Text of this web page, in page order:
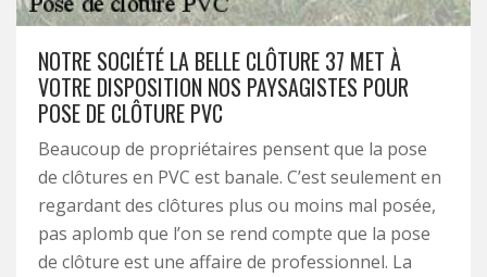
NOTRE SOCIÉTÉ LA BELLE CLÔTURE 37 MET À
VOTRE DISPOSITION NOS PAYSAGISTES POUR
POSE DE CLÔTURE PVC
Beaucoup de propriétaires pensent que la pose
de clôtures en PVC est banale. C’est seulement en
regardant des clôtures plus ou moins mal posée,
pas aplomb que l’on se rend compte que la pose
de clôture est une affaire de professionnel. La